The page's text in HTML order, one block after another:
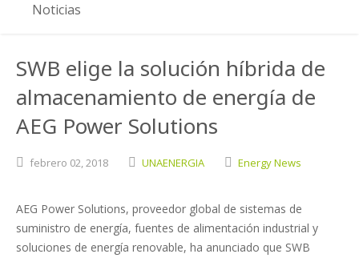
Noticias
SWB elige la solución híbrida de
almacenamiento de energía de
AEG Power Solutions
febrero 02,2018 UNAENERGIA Energy News
AEG Power Solutions, proveedor global de sistemas de
suministro de energía, fuentes de alimentación industrial y
soluciones de energía renovable, ha anunciado que SWB